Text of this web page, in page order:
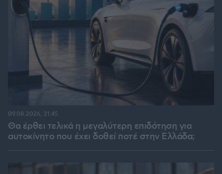
Θα έρθει τελικά η μεγαλύτερη επιδότηση για
αυτοκίνητο που έχει δοθεί ποτέ στην Ελλάδα;
09.08.2026, 21:45